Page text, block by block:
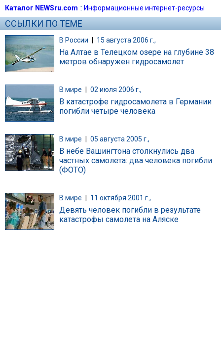
Каталог NEWSru.com :: Информационные интернет-ресурсы
ССЫЛКИ ПО ТЕМЕ
В России | 15 августа 2006 г.,
На Алтае в Телецком озере на глубине 38
метров обнаружен гидросамолет
В мире 02 июля 2006 г.,
В катастрофе гидросамолета в Германии
погибли четыре человека
В мире 05 августа 2005 г.,
В небе Вашингтона столкнулись два
частных самолета: два человека погибли
(ФОТО)
В мире 11 октября 2001 г.,
Девять человек погибли в результате
катастрофы самолета на Аляске